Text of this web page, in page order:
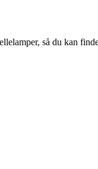
så du kan